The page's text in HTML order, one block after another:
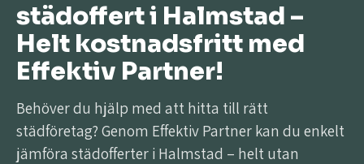
städoffert i Halmstad –
Helt kostnadsfritt med
Effektiv Partner!
Behöver du hjälp med att hitta till rätt
städföretag? Genom Effektiv Partner kan du enkelt
jämföra städofferter i Halmstad – helt utan